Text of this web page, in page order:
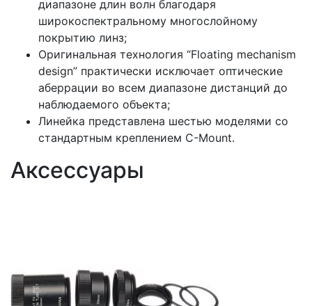
диапазоне длин волн благодаря
широкоспектральному многослойному
покрытию линз;
Оригинальная технология “Floating mechanism
design” практически исключает оптические
аберрации во всем диапазоне дистанций до
наблюдаемого объекта;
Линейка представлена шестью моделями со
стандартным креплением C-Mount.
Аксессуары